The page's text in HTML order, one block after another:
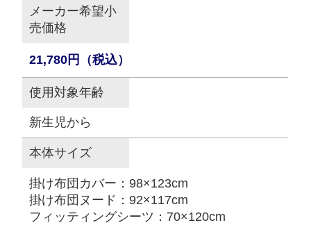
メーカー希望小
売価格
21,780円（税込）
使用対象年齢
新生児から
本体サイズ
掛け布団カバー：98×123cm
掛け布団ヌード：92×117cm
フィッティングシーツ：70×120cm